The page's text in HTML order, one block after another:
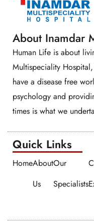
About Inamdar
Human Life is about
Multispeciality
have a disease free
psychology and
times is what we
Quick Links​​
HomeAbout
Us
Our
Specialists